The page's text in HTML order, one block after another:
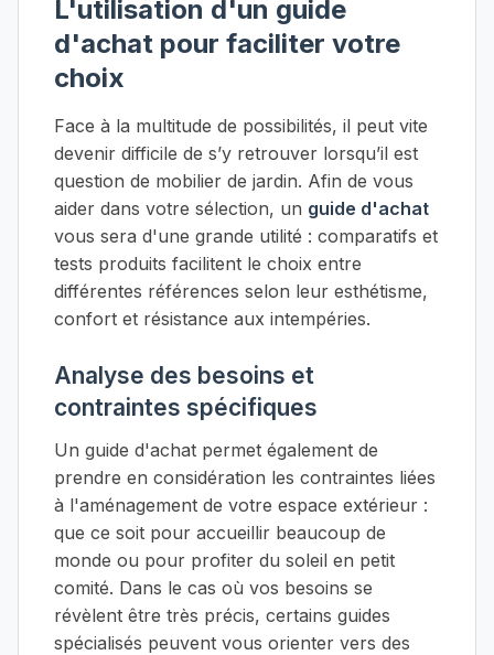
L'utilisation d'un guide
d'achat pour faciliter votre
choix
Face à la multitude de possibilités, il peut vite
devenir difficile de s’y retrouver lorsqu’il est
question de mobilier de jardin. Afin de vous
aider dans votre sélection, un guide d'achat
vous sera d'une grande utilité : comparatifs et
tests produits facilitent le choix entre
différentes références selon leur esthétisme,
confort et résistance aux intempéries.
Analyse des besoins et
contraintes spécifiques
Un guide d'achat permet également de
prendre en considération les contraintes liées
à l'aménagement de votre espace extérieur :
que ce soit pour accueillir beaucoup de
monde ou pour profiter du soleil en petit
comité. Dans le cas où vos besoins se
révèlent être très précis, certains guides
spécialisés peuvent vous orienter vers des